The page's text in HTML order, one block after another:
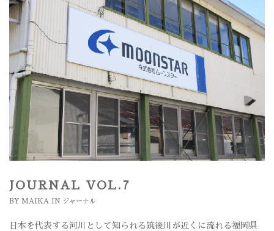
JOURNAL VOL.7
BY MAIKA IN ジャーナル
日本を代表する河川として知られる筑後川が近くに流れる福岡県